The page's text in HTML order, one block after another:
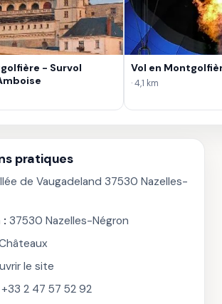
- Survol
Vol en
· 4,1 km
pratiques
de Vaugadeland 37530 Nazelles-
: 37530 Nazelles-Négron
le site
+33 2 47 57 52 92